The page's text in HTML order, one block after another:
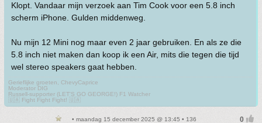
Klopt. Vandaar mijn verzoek aan Tim Cook voor een 5.8 inch
scherm iPhone. Gulden middenweg.
Nu mijn 12 Mini nog maar even 2 jaar gebruiken. En als ze die
5.8 inch niet maken dan koop ik een Air, mits die tegen die tijd
wel stereo speakers gaat hebben.
Gerieflijke groeten, ChevyCaprice
Moderator DIG
Russell-supporter (LET'S GO GEORGE!) F1 Watcher
🇺🇦 Fight Fight Fight! 🇺🇦
• maandag 15 december 2025 @ 13:45 • 136